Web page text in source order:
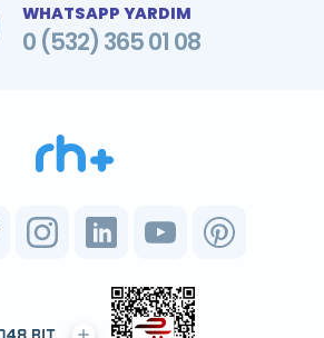
WHATSAPP YARDIM
0 (532) 365 01 08